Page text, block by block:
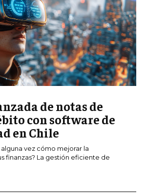
de notas de
con software de
en Chile
vez cómo mejorar la
finanzas? La gestión eficiente de